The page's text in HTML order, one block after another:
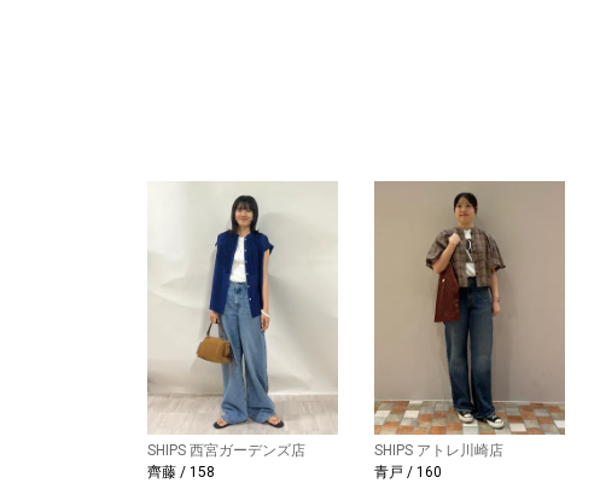
SHIPS 西宮ガーデンズ店
齊藤 / 158
SHIPS アトレ川崎店
青戸 / 160